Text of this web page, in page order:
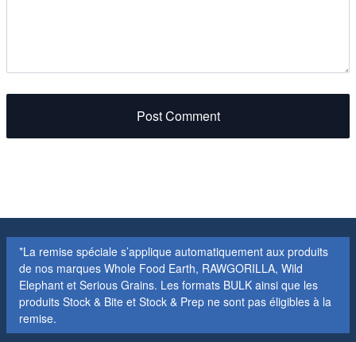
Post Comment
*La remise spéciale s’applique automatiquement aux produits
de nos marques Whole Food Earth, RAWGORILLA, Wild
Elephant et Serious Grains. Les formats BULK ainsi que les
produits Stock & Bite et Stock & Prep ne sont pas éligibles à la
remise.